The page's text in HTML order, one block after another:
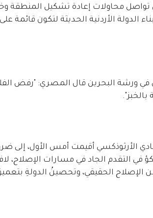
تواصل محاولات إعادة تشكيل المنطقة
الدولة الأردنية الحديثة لتكون قائمة
ورشة البحرين قال المصري: "رفض
الأرثوذكسي أقيمت أمس الأول، إلى
التقدم الجاد في مسارات الإصلاح،
الإصلاح الحقيقي، وتحصينُ الدولةِ